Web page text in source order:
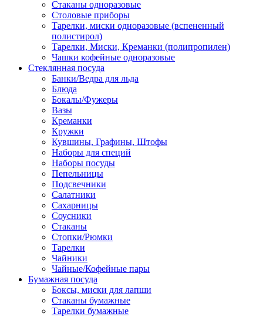
Стаканы одноразовые
Столовые приборы
Тарелки, миски одноразовые (вспененный
полистирол)
Тарелки, Миски, Креманки (полипропилен)
Чашки кофейные одноразовые
Стеклянная посуда
Банки/Ведра для льда
Блюда
Бокалы/Фужеры
Вазы
Креманки
Кружки
Кувшины, Графины, Штофы
Наборы для специй
Наборы посуды
Пепельницы
Подсвечники
Салатники
Сахарницы
Соусники
Стаканы
Стопки/Рюмки
Тарелки
Чайники
Чайные/Кофейные пары
Бумажная посуда
Боксы, миски для лапши
Стаканы бумажные
Тарелки бумажные